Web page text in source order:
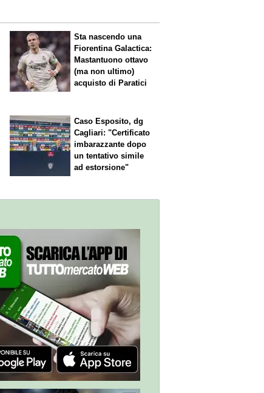
Sta nascendo una
FiorentinaGalactica:
Mastantuono ottavo
(ma non ultimo)
acquisto di Paratici
Caso Esposito, dg
Cagliari: "Certificato
imbarazzante dopo
un tentativo simile
ad estorsione"